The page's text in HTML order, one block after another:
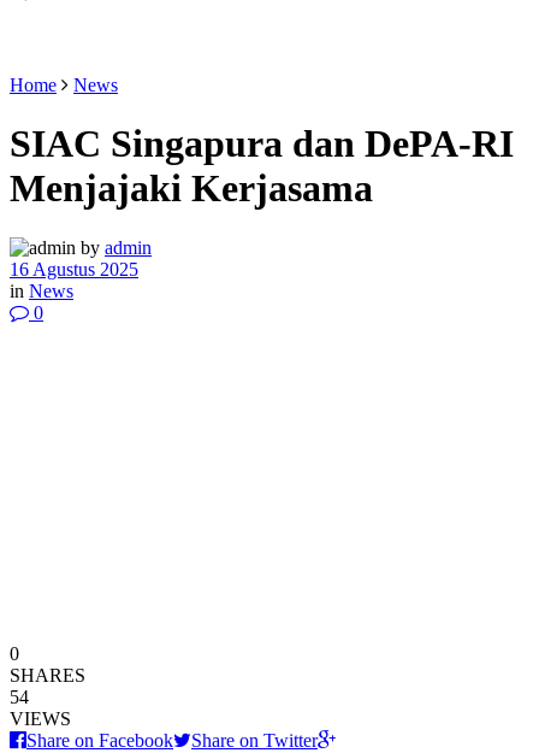
Home News
SIAC Singapura dan DePA-RI
Menjajaki Kerjasama
by admin
16 Agustus 2025
in News
0
0
SHARES
54
VIEWS
Share on Facebook
Share on Twitter